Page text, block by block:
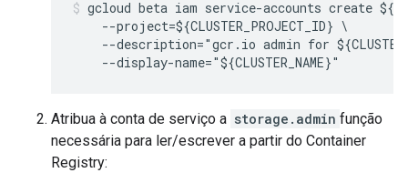
gcloud beta iam service-accounts create
    --project=${CLUSTER_PROJECT_ID} \
--description="gcr.io admin for
    --display-name="${CLUSTER_NAME}"
Atribua à conta de serviço a storage.admin função
necessária para ler/escrever a partir do Container
Registry: